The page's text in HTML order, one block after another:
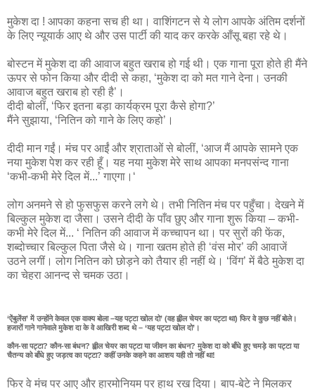
मुकेश दा ! आपका कहना सच ही था। वाशिंगटन से ये लोग आपके अंतिम दर्शनों
के लिए न्‍यूयार्क आए थे और उस पार्टी की याद कर करके आँसू बहा रहे थे।
बोस्‍टन में मुकेश दा की आवाज बहुत खराब हो गई थी। एक गाना पूरा होते ही मैंने
ऊपर से फोन किया और दीदी से कहा, ‘मुकेश दा को मत गाने देना। उनकी
आवाज बहुत खराब हो रही है’।
दीदी बोलीं, ‘फिर इतना बड़ा कार्यक्रम पूरा कैसे होगा?’
मैंने सुझाया, ‘नितिन को गाने के लिए कहो’।
दीदी मान गईं। मंच पर आईं और श्राताओं से बोलीं, ‘आज मैं आपके सामने एक
नया मुकेश पेश कर रही हूँ। यह नया मुकेश मेरे साथ आपका मनपसंन्‍द गाना
‘कभी-कभी मेरे दिल में...’ गाएगा।‘
लोग अनमने से हो फुसफुस करने लगे थे। तभी नितिन मंच पर पहुँचा। देखने में
बिल्‍कुल मुकेश दा जैसा। उसने दीदी के पाँव छुए और गाना शुरू किया – कभी-
कभी मेरे दिल में... ‘ नितिन की आवाज में कच्‍चापन था। पर सुरों की फेंक,
शब्‍दोच्‍चार बिल्‍कुल पिता जैसे थे। गाना खतम होते ही ‘वंस मोर’ की आवाजें
उठने लगीं। लोग नितिन को छोड़ने को तैयार ही नहीं थे। ‘विंग’ में बैठे मुकेश दा
का चेहरा आनन्‍द से चमक उठा।
‘ऐंबुलेंस’ में उन्‍होंने केवल एक वाक्‍य बोला –यह पट्टा खोल दो’ (वह ह्वील चेयर का पट्टा था) फिर वे कुछ नहीं बोले।
हजारों गाने गानेवाले मुकेश दा के वे आखिरी शब्‍द थे – ‘यह पट्टा खोल दो’।
कौन-सा पट्टा? कौन-सा बंधन? ह्वील चेयर का पट्टा या जीवन का बंधन? मुकेश दा को बाँधे हुए चमड़े का पट्टा या
चैतन्‍य को बाँधे हुए जड़त्‍व का पट्टा? कहीं उनके कहने का आशय यही तो नहीं था!
फिर वे मंच पर आए और हारमोनियम पर हाथ रख दिया। बाप-बेटे ने मिलकर